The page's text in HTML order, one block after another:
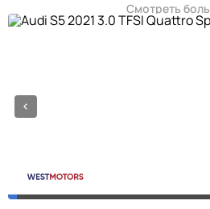
Смотреть